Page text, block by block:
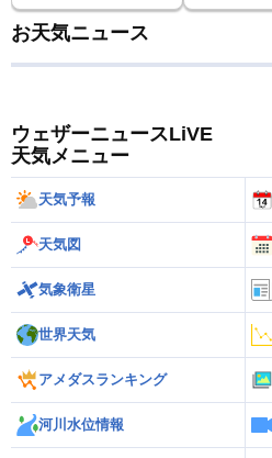
お天気ニュース
ウェザーニュースLiVE
天気メニュー
天気予報
天気図
気象衛星
世界天気
アメダスランキング
河川水位情報